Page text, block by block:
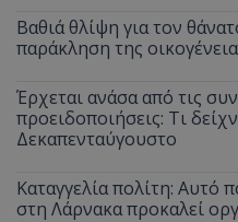
Βαθιά θλίψη για τον
παράκληση της
Έρχεται ανάσα από τις
προειδοποιήσεις: Τι
Δεκαπενταύγουστο
Καταγγελία πολίτη: Αυτό
στη Λάρνακα προκαλεί